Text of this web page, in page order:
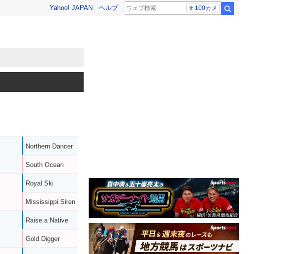
Yahoo! JAPAN ヘルプ 100カメ
Northern Dancer
South Ocean
Royal Ski
Mississippi Siren
Raise a Native
Gold Digger